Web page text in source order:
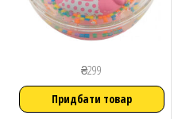
₴299
Придбати товар